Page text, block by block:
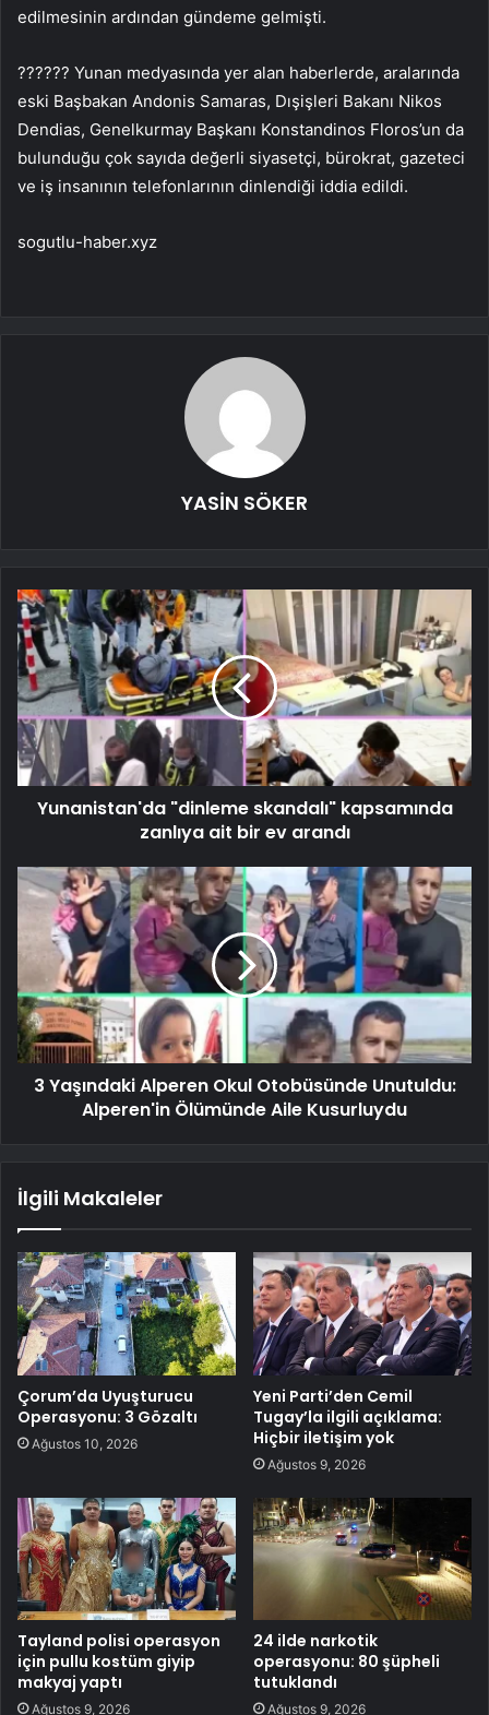
edilmesinin ardından gündeme gelmişti.
?????? Yunan medyasında yer alan haberlerde, aralarında
eski Başbakan Andonis Samaras, Dışişleri Bakanı Nikos
Dendias, Genelkurmay Başkanı Konstandinos Floros’un da
bulunduğu çok sayıda değerli siyasetçi, bürokrat, gazeteci
ve iş insanının telefonlarının dinlendiği iddia edildi.
sogutlu-haber.xyz
YASİN SÖKER
Yunanistan'da "dinleme skandalı" kapsamında
zanlıya ait bir ev arandı
3 Yaşındaki Alperen Okul Otobüsünde Unutuldu:
Alperen'in Ölümünde Aile Kusurluydu
İlgili Makaleler
Çorum’da Uyuşturucu
Operasyonu: 3 Gözaltı
Ağustos 10, 2026
Yeni Parti’den Cemil
Tugay’la ilgili açıklama:
Hiçbir iletişim yok
Ağustos 9, 2026
Tayland polisi operasyon
için pullu kostüm giyip
makyaj yaptı
Ağustos 9, 2026
24 ilde narkotik
operasyonu: 80 şüpheli
tutuklandı
Ağustos 9, 2026